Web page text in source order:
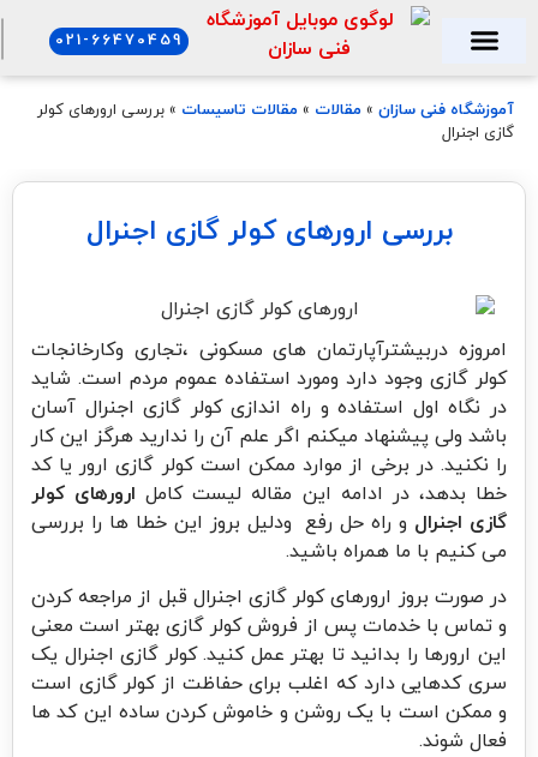
021-66470459
آموزشگاه فنی سازان»مقالات»مقالات تاسیسات»بررسی ارورهای کولر
گازی اجنرال
بررسی ارورهای کولر گازی اجنرال
امروزه دربیشترآپارتمان های مسکونی ،تجاری وکارخانجات
کولر گازی وجود دارد ومورد استفاده عموم مردم است. شاید
در نگاه اول استفاده و راه اندازی کولر گازی اجنرال آسان
باشد ولی پیشنهاد میکنم اگر علم آن را ندارید هرگز این کار
را نکنید. در برخی از موارد ممکن است کولر گازی ارور یا کد
خطا بدهد، در ادامه این مقاله لیست کامل ارورهای کولر
گازی اجنرالو راه حل رفع ودلیل بروز این خطا ها را بررسی
می کنیم با ما همراه باشید.
در صورت بروز ارورهای کولر گازی اجنرال قبل از مراجعه کردن
و تماس با خدمات پس از فروش کولر گازی بهتر است معنی
این ارورها را بدانید تا بهتر عمل کنید. کولر گازی اجنرال یک
سری کدهایی دارد که اغلب برای حفاظت از کولر گازی است
و ممکن است با یک روشن و خاموش کردن ساده این کد ها
فعال شوند.